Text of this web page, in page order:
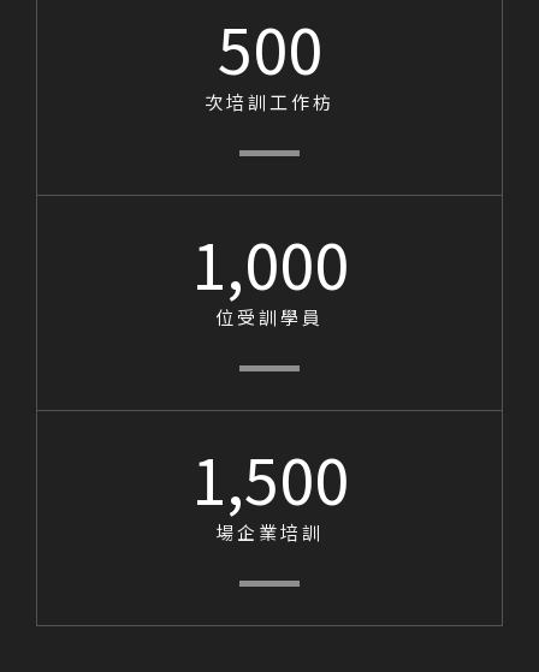
次培訓工作枋
500
位受訓學員
1,000
場企業培訓
1,500